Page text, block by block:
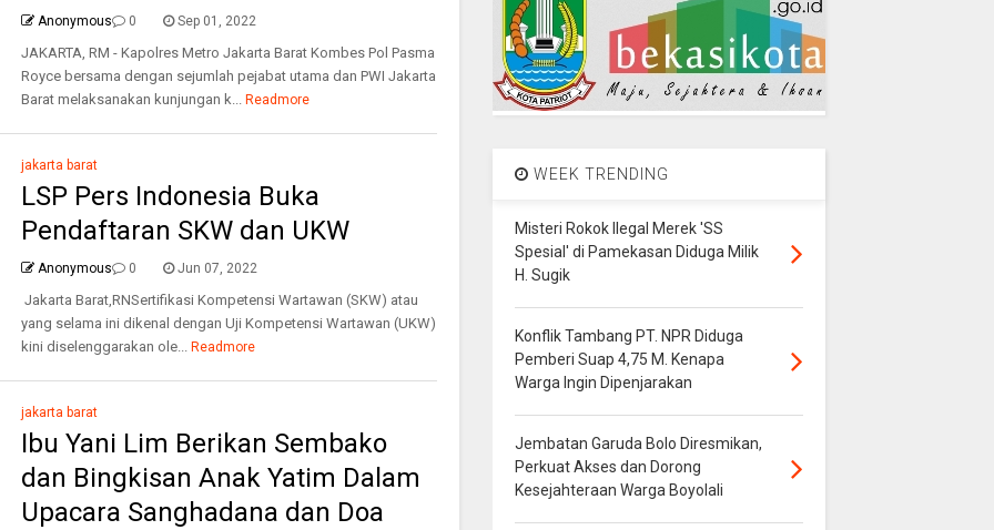
Anonymous 0 Sep 01, 2022
JAKARTA, RM - Kapolres Metro Jakarta Barat Kombes Pol Pasma
Royce bersama dengan sejumlah pejabat utama dan PWI Jakarta
Barat melaksanakan kunjungan k... Readmore
jakarta barat
LSP Pers Indonesia Buka
Pendaftaran SKW dan UKW
Anonymous 0 Jun 07, 2022
Jakarta Barat,RNSertifikasi Kompetensi Wartawan (SKW) atau
yang selama ini dikenal dengan Uji Kompetensi Wartawan (UKW)
kini diselenggarakan ole... Readmore
jakarta barat
Ibu Yani Lim Berikan Sembako
dan Bingkisan Anak Yatim Dalam
Upacara Sanghadana dan Doa
WEEK TRENDING
Misteri Rokok Ilegal Merek 'SS
Spesial' di Pamekasan Diduga Milik
H. Sugik
Konflik Tambang PT. NPR Diduga
Pemberi Suap 4,75 M. Kenapa
Warga Ingin Dipenjarakan
Jembatan Garuda Bolo Diresmikan,
Perkuat Akses dan Dorong
Kesejahteraan Warga Boyolali